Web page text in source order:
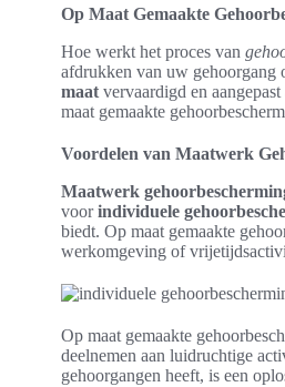
Op Maat Gemaakte
Hoe werkt het proces van
afdrukken van uw gehoorgang
maat vervaardigd en
maat gemaakte
Voordelen van Maatwerk
Maatwerk
voorindividuele
biedt. Op maat gemaakte
werkomgeving of
Op maat gemaakte
deelnemen aan luidruchtige
gehoorgangen heeft, is een